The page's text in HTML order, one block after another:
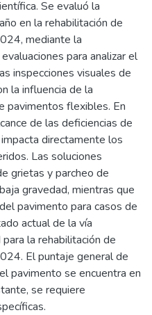
Se evaluó la
en la rehabilitación de
mediante la
para analizar el
inspecciones visuales de
la influencia de la
pavimentos flexibles. En
de las deficiencias de
directamente los
Las soluciones
grietas y parcheo de
gravedad, mientras que
pavimento para casos de
actual de la vía
la rehabilitación de
El puntaje general de
pavimento se encuentra en
se requiere